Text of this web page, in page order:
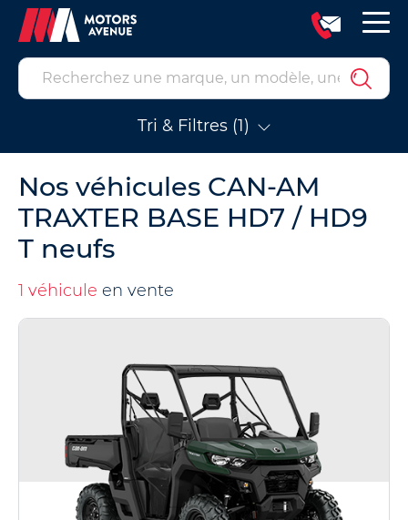
Tri & Filtres (1)
Nos véhicules CAN-AM
TRAXTER BASE HD7 / HD9
T neufs
1 véhicule en vente